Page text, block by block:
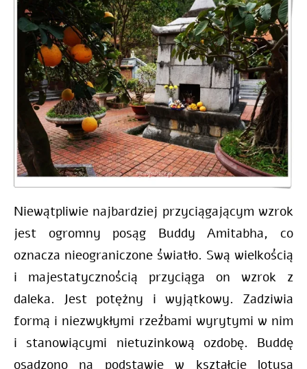
Niewątpliwie najbardziej przyciągającym wzrok
jest ogromny posąg Buddy Amitabha, co
oznacza nieograniczone światło. Swą wielkością
i majestatycznością przyciąga on wzrok z
daleka. Jest potężny i wyjątkowy. Zadziwia
formą i niezwykłymi rzeźbami wyrytymi w nim
i stanowiącymi nietuzinkową ozdobę. Buddę
osadzono na podstawie w kształcie lotusa